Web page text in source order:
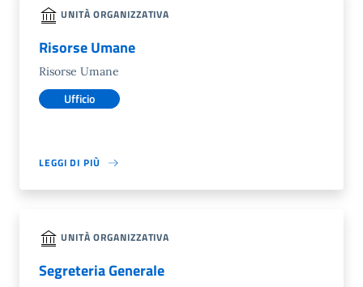
UNITÀ ORGANIZZATIVA
Risorse Umane
Risorse Umane
Ufficio
LEGGI DI PIÙ
UNITÀ ORGANIZZATIVA
Segreteria Generale